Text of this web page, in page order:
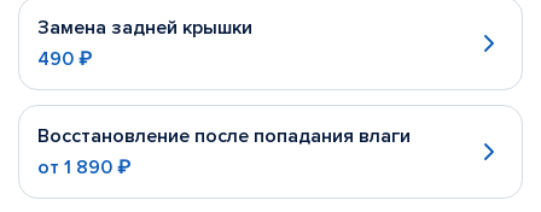
Замена задней крышки
490 ₽
Восстановление после попадания влаги
от 1 890 ₽